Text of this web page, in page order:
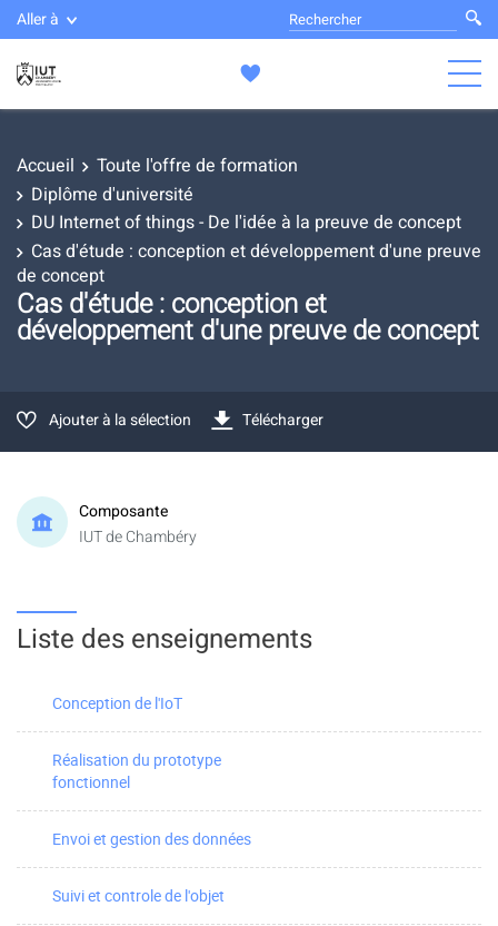
Aller à
Accueil
Toute l'offre de formation
Diplôme d'université
DU Internet of things - De l'idée à la preuve de concept
Cas d'étude : conception et développement d'une preuve
de concept
Cas d'étude : conception et
développement d'une preuve de concept
Ajouter à la sélection Télécharger
Composante
IUT de Chambéry
Liste des enseignements
Conception de l'IoT
Réalisation du prototype
fonctionnel
Envoi et gestion des données
Suivi et controle de l'objet